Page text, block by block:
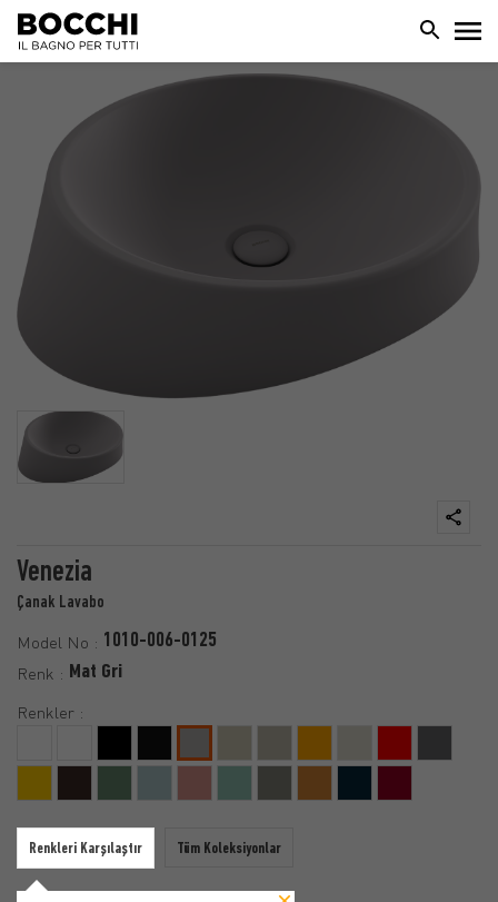
Venezia
Çanak Lavabo
Model No : 1010-006-0125
Renk : Mat Gri
Renkler :
Renkleri Karşılaştır Tüm Koleksiyonlar